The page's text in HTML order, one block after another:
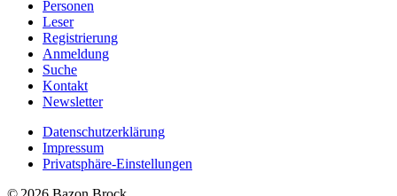
Personen
Leser
Registrierung
Anmeldung
Suche
Kontakt
Newsletter
Datenschutzerklärung
Impressum
Privatsphäre-Einstellungen